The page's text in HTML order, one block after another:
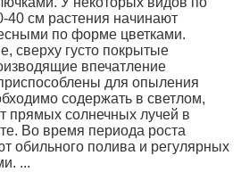
40 см растения начинают
по форме цветками.
сверху густо покрытые
впечатление
для опыления
содержать в светлом,
прямых солнечных лучей в
Во время периода роста
обильного полива и регулярных
...